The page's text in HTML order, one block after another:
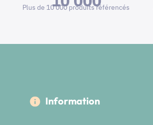
Plus de 10 000 produits référencés
Information